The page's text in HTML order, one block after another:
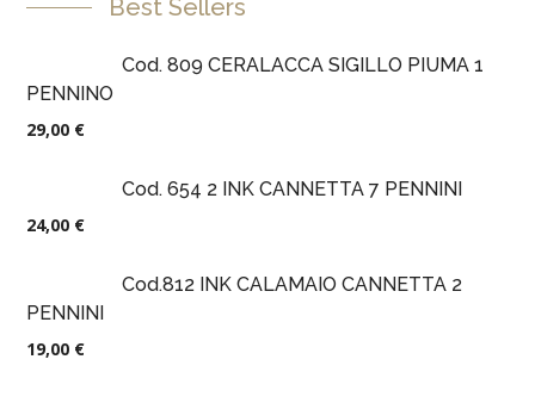
Best Sellers
Cod. 809 CERALACCA SIGILLO PIUMA 1
PENNINO
29,00 €
Cod. 654 2 INK CANNETTA 7 PENNINI
24,00 €
Cod.812 INK CALAMAIO CANNETTA 2
PENNINI
19,00 €